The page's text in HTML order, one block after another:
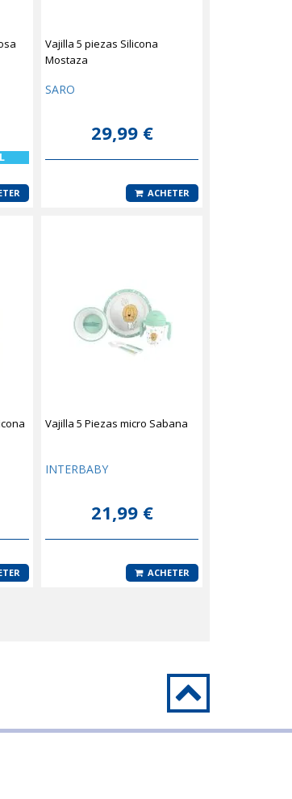
Vajilla 5 piezas Silicona
Mostaza
SARO
29,99 €
ACHETER
Vajilla 5 Piezas micro Sabana
INTERBABY
21,99 €
ACHETER